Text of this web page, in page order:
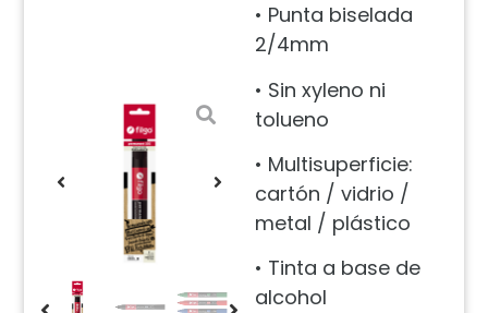
• Punta biselada
2/4mm
• Sin xyleno ni
tolueno
• Multisuperficie:
cartón / vidrio /
metal / plástico
• Tinta a base de
alcohol